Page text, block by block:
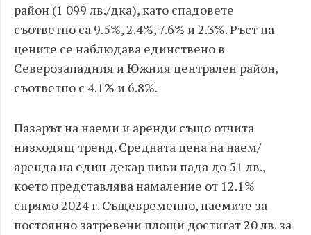
район (1 099 лв./дка), като спадовете
съответно са 9.5%, 2.4%, 7.6% и 2.3%. Ръст на
цените се наблюдава единствено в
Северозападния и Южния централен район,
съответно с 4.1% и 6.8%.
Пазарът на наеми и аренди също отчита
низходящ тренд. Средната цена на наем/
аренда на един декар ниви пада до 51 лв.,
което представлява намаление от 12.1%
спрямо 2024 г. Същевременно, наемите за
постоянно затревени площи достигат 20 лв. за